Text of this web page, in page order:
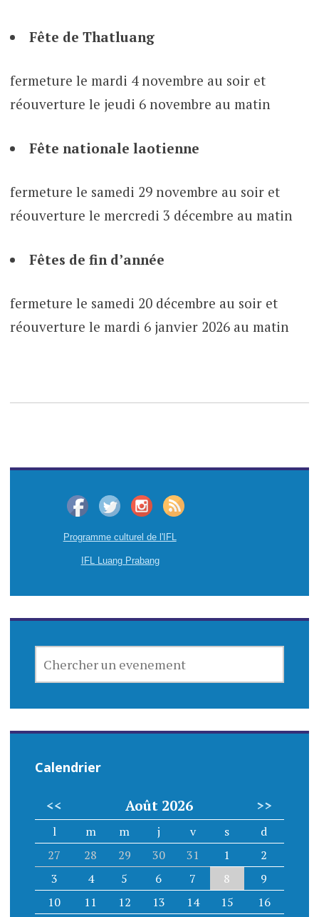
Fête de Thatluang
fermeture le mardi 4 novembre au soir et
réouverture le jeudi 6 novembre au matin
Fête nationale laotienne
fermeture le samedi 29 novembre au soir et
réouverture le mercredi 3 décembre au matin
Fêtes de fin d’année
fermeture le samedi 20 décembre au soir et
réouverture le mardi 6 janvier 2026 au matin
Programme culturel de l'IFL
IFL Luang Prabang
UN
Calendrier
<< Août 2026 >>
l m m j v s
d
27
28 29 30 31 1
2
3
4 5 6 7 8
9
10
11 12 13 14 15
16